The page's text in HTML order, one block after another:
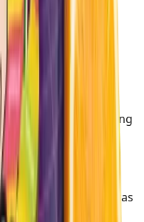
Sessions mit
eine tropische
Shisha Tabakmischung
saftiger Ananas,
Zitrone zu
Erlebnis. Die
erfrischende
Session zu etwas